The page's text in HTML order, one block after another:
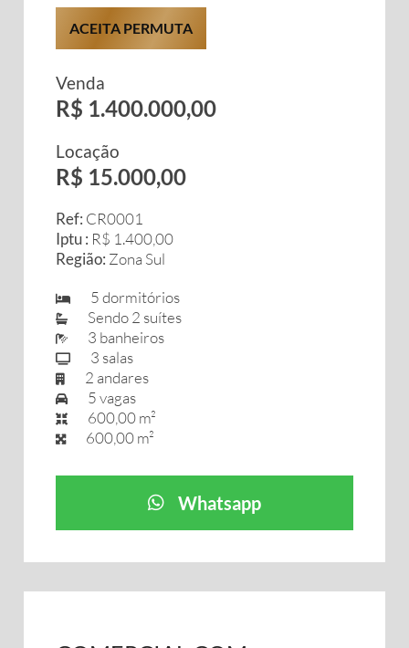
ACEITA PERMUTA
Venda
R$ 1.400.000,00
Locação
R$ 15.000,00
Ref: CR0001
Iptu : R$ 1.400,00
Região: Zona Sul
5 dormitórios
Sendo 2 suítes
3 banheiros
3 salas
2 andares
5 vagas
600,00 m²
600,00 m²
Whatsapp